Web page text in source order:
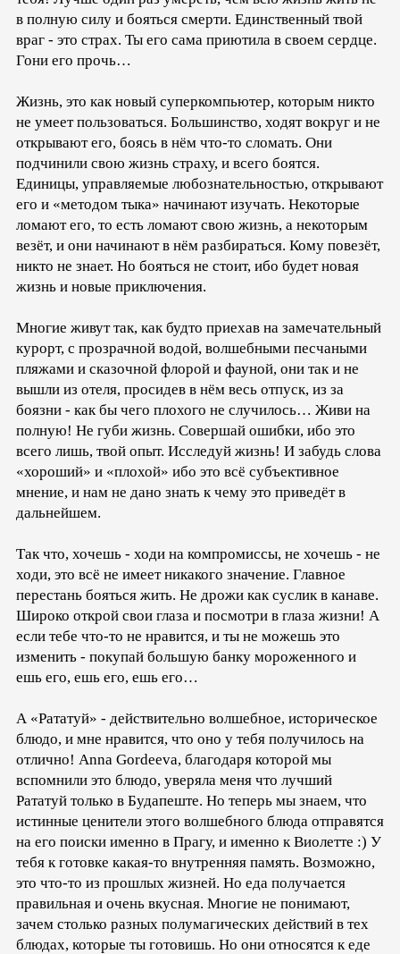
в полную силу и бояться смерти. Единственный твой
враг - это страх. Ты его сама приютила в своем сердце.
Гони его прочь…
Жизнь, это как новый суперкомпьютер, которым никто
не умеет пользоваться. Большинство, ходят вокруг и не
открывают его, боясь в нём что-то сломать. Они
подчинили свою жизнь страху, и всего боятся.
Единицы, управляемые любознательностью, открывают
его и «методом тыка» начинают изучать. Некоторые
ломают его, то есть ломают свою жизнь, а некоторым
везёт, и они начинают в нём разбираться. Кому повезёт,
никто не знает. Но бояться не стоит, ибо будет новая
жизнь и новые приключения.
Многие живут так, как будто приехав на замечательный
курорт, с прозрачной водой, волшебными песчаными
пляжами и сказочной флорой и фауной, они так и не
вышли из отеля, просидев в нём весь отпуск, из за
боязни - как бы чего плохого не случилось… Живи на
полную! Не губи жизнь. Совершай ошибки, ибо это
всего лишь, твой опыт. Исследуй жизнь! И забудь слова
«хороший» и «плохой» ибо это всё субъективное
мнение, и нам не дано знать к чему это приведёт в
дальнейшем.
Так что, хочешь - ходи на компромиссы, не хочешь - не
ходи, это всё не имеет никакого значение. Главное
перестань бояться жить. Не дрожи как суслик в канаве.
Широко открой свои глаза и посмотри в глаза жизни! А
если тебе что-то не нравится, и ты не можешь это
изменить - покупай большую банку мороженного и
ешь его, ешь его, ешь его…
А «Рататуй» - действительно волшебное, историческое
блюдо, и мне нравится, что оно у тебя получилось на
отлично! Anna Gordeeva, благодаря которой мы
вспомнили это блюдо, уверяла меня что лучший
Рататуй только в Будапеште. Но теперь мы знаем, что
истинные ценители этого волшебного блюда отправятся
на его поиски именно в Прагу, и именно к Виолетте :) У
тебя к готовке какая-то внутренняя память. Возможно,
это что-то из прошлых жизней. Но еда получается
правильная и очень вкусная. Многие не понимают,
зачем столько разных полумагических действий в тех
блюдах, которые ты готовишь. Но они относятся к еде